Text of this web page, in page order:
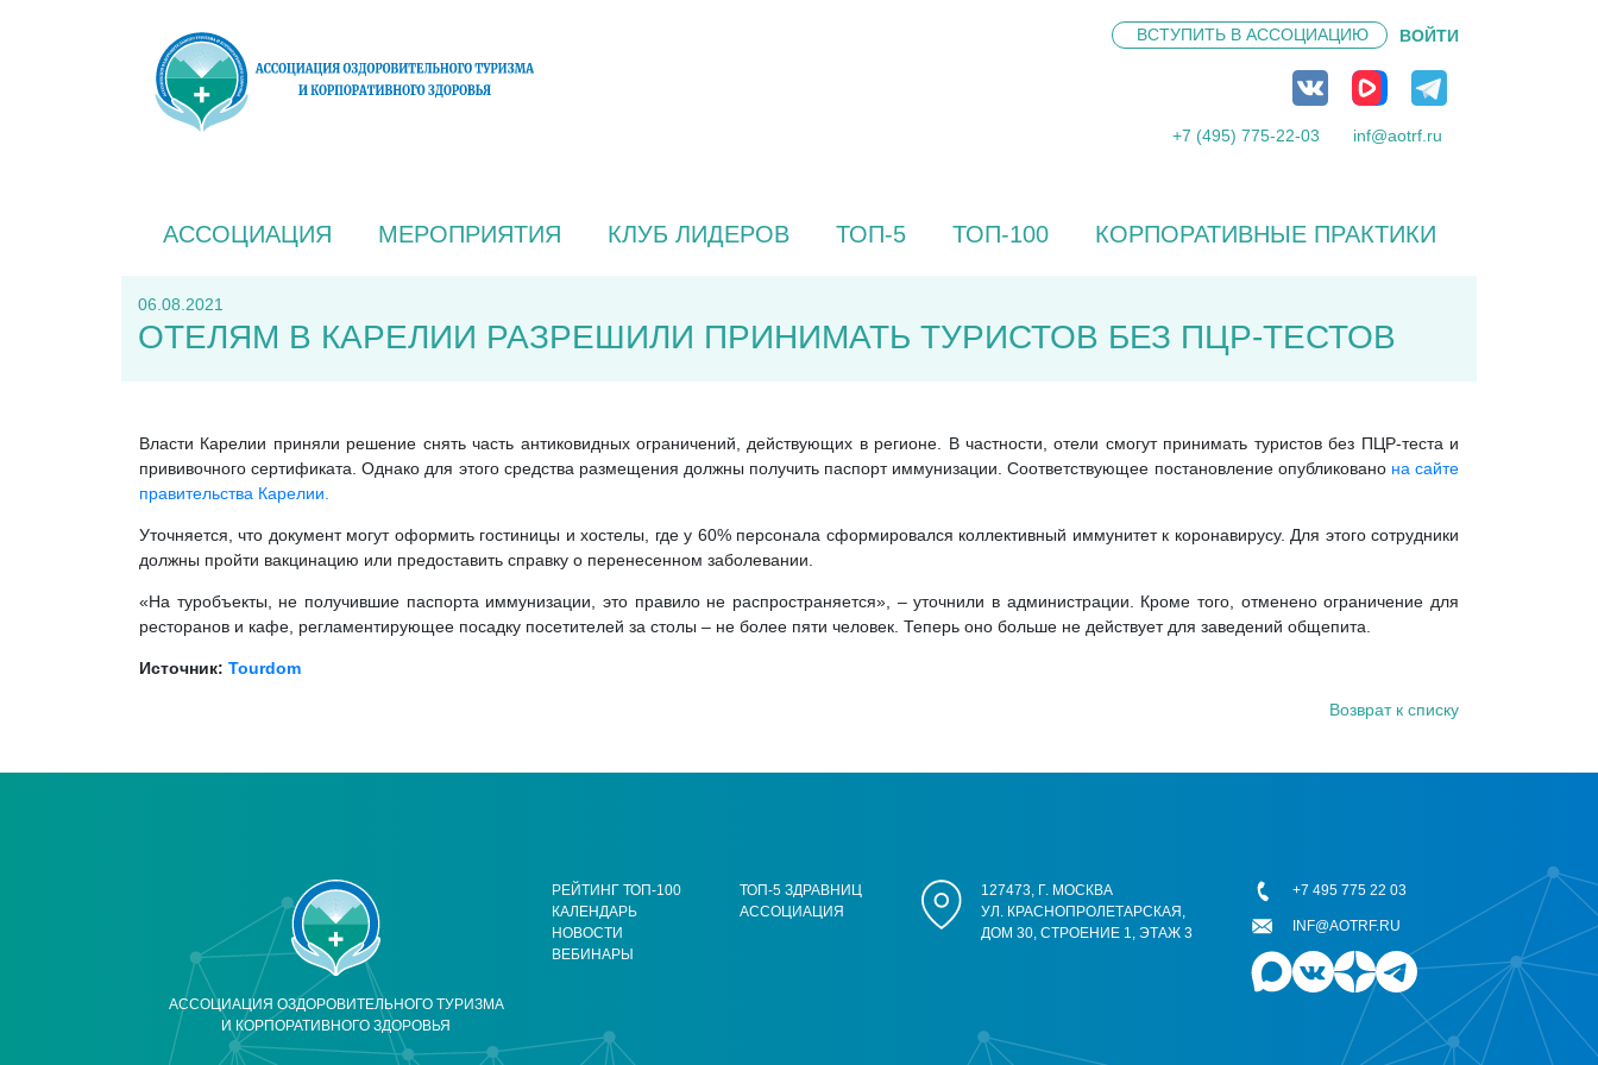
ВСТУПИТЬ В АССОЦИАЦИЮ ВОЙТИ
+7 (495) 775-22-03 inf@aotrf.ru
АССОЦИАЦИЯ МЕРОПРИЯТИЯ КЛУБ ЛИДЕРОВ ТОП-5 ТОП-100 КОРПОРАТИВНЫЕ ПРАКТИКИ
06.08.2021
ОТЕЛЯМ В КАРЕЛИИ РАЗРЕШИЛИ ПРИНИМАТЬ ТУРИСТОВ БЕЗ ПЦР-ТЕСТОВ
Власти Карелии приняли решение снять часть антиковидных ограничений, действующих в регионе. В частности, отели смогут принимать туристов без ПЦР-теста и
прививочного сертификата. Однако для этого средства размещения должны получить паспорт иммунизации. Соответствующее постановление опубликовано на сайте
правительства Карелии.
Уточняется, что документ могут оформить гостиницы и хостелы, где у 60% персонала сформировался коллективный иммунитет к коронавирусу. Для этого сотрудники
должны пройти вакцинацию или предоставить справку о перенесенном заболевании.
«На туробъекты, не получившие паспорта иммунизации, это правило не распространяется», – уточнили в администрации. Кроме того, отменено ограничение для
ресторанов и кафе, регламентирующее посадку посетителей за столы – не более пяти человек. Теперь оно больше не действует для заведений общепита.
Источник: Tourdom
Возврат к списку
АССОЦИАЦИЯ ОЗДОРОВИТЕЛЬНОГО ТУРИЗМА
И КОРПОРАТИВНОГО ЗДОРОВЬЯ
РЕЙТИНГ ТОП-100
КАЛЕНДАРЬ
НОВОСТИ
ВЕБИНАРЫ
ТОП-5 ЗДРАВНИЦ
АССОЦИАЦИЯ
127473, Г. МОСКВА
УЛ. КРАСНОПРОЛЕТАРСКАЯ,
ДОМ 30, СТРОЕНИЕ 1, ЭТАЖ 3
+7 495 775 22 03
INF@AOTRF.RU